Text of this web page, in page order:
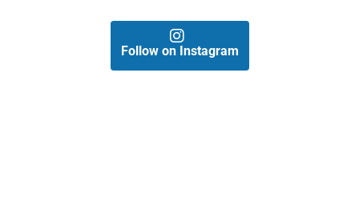
Follow on Instagram